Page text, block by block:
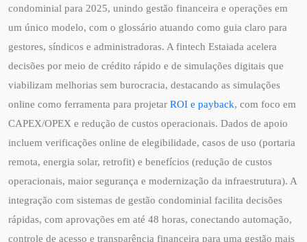
condominial para 2025, unindo gestão financeira e operações em
um único modelo, com o glossário atuando como guia claro para
gestores, síndicos e administradoras. A fintech Estaiada acelera
decisões por meio de crédito rápido e de simulações digitais que
viabilizam melhorias sem burocracia, destacando as simulações
online como ferramenta para projetar ROI e payback, com foco em
CAPEX/OPEX e redução de custos operacionais. Dados de apoio
incluem verificações online de elegibilidade, casos de uso (portaria
remota, energia solar, retrofit) e benefícios (redução de custos
operacionais, maior segurança e modernização da infraestrutura). A
integração com sistemas de gestão condominial facilita decisões
rápidas, com aprovações em até 48 horas, conectando automação,
controle de acesso e transparência financeira para uma gestão mais